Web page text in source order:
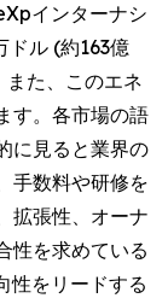
インターナシ
ドル (約163億
た、このエネ
す。各市場の語
に見ると業界の
手数料や研修を
拡張性、オーナ
性を求めている
性をリードする